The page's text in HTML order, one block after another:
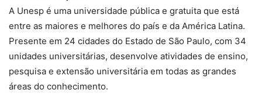
A Unesp é uma universidade pública e gratuita que está
entre as maiores e melhores do país e da América Latina.
Presente em 24 cidades do Estado de São Paulo, com 34
unidades universitárias, desenvolve atividades de ensino,
pesquisa e extensão universitária em todas as grandes
áreas do conhecimento.